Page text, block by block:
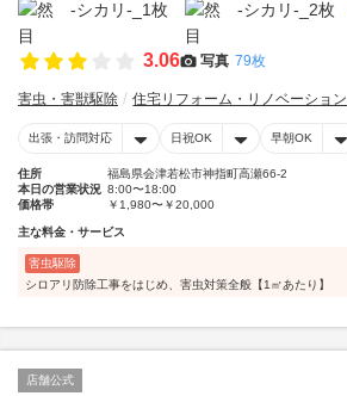
3.06 写真 79枚
害虫・害獣駆除 住宅リフォーム・リノベーション
出張・訪問対応 日祝OK 早朝OK
住所
福島県会津若松市神指町高瀬66-2
本日の営業状況 8:00〜18:00
価格帯
￥1,980〜￥20,000
主な料金・サービス
害虫駆除
シロアリ防除工事をはじめ、害虫対策全般【1㎡あたり】
店舗公式